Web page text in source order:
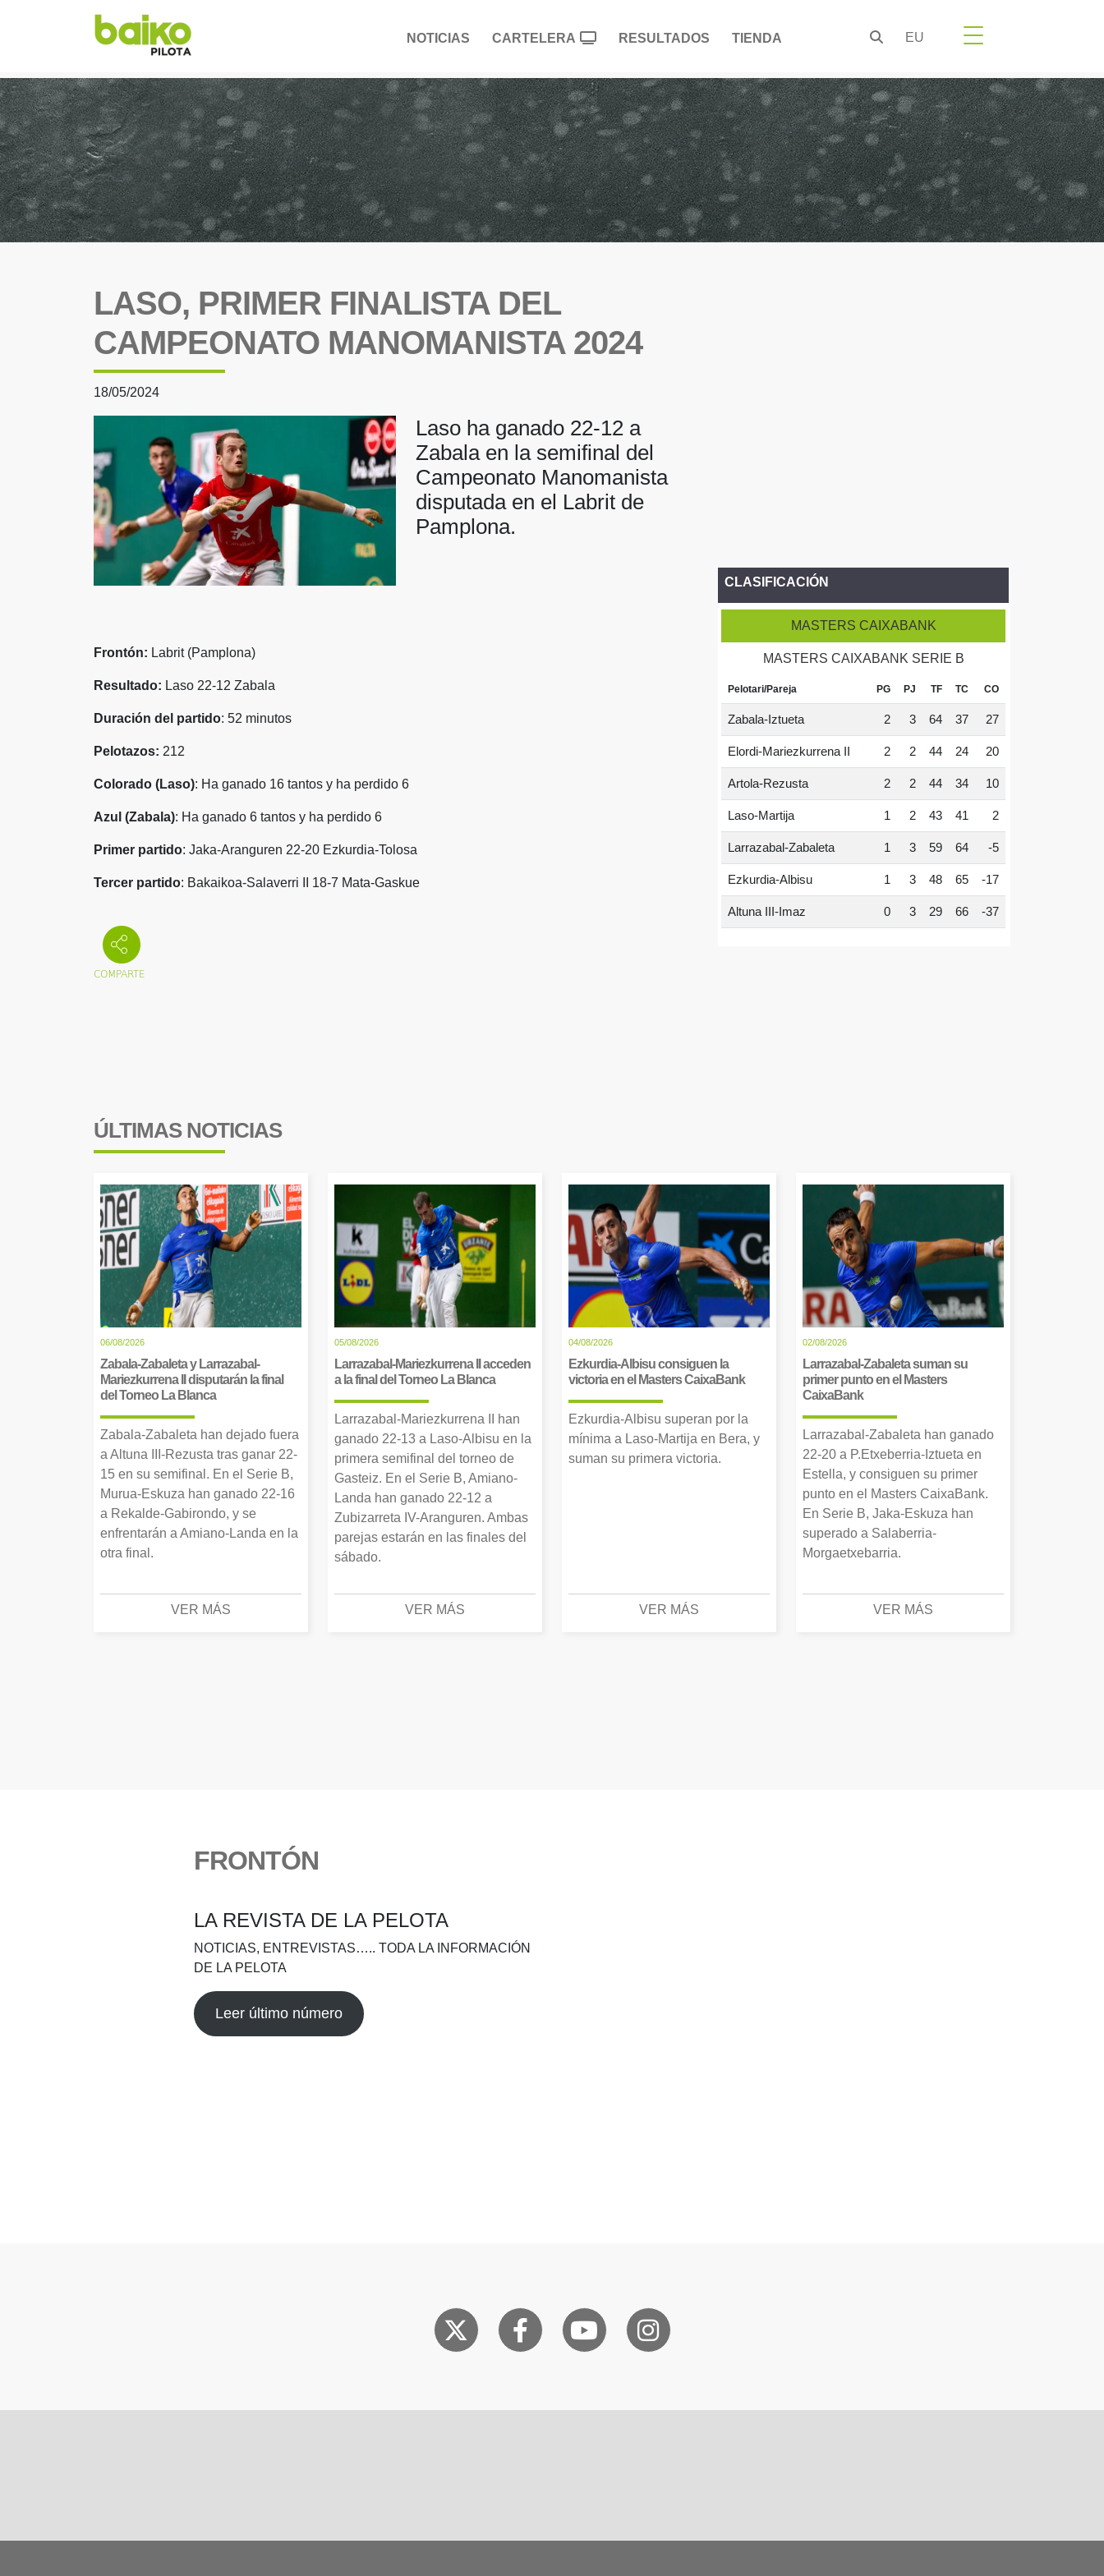
NOTICIAS CARTELERA RESULTADOS TIENDA EU
LASO, PRIMER FINALISTA DEL
CAMPEONATO MANOMANISTA 2024
18/05/2024
Laso ha ganado 22-12 a
Zabala en la semifinal del
Campeonato Manomanista
disputada en el Labrit de
Pamplona.
Frontón: Labrit (Pamplona)
Resultado: Laso 22-12 Zabala
Duración del partido: 52 minutos
Pelotazos: 212
Colorado (Laso): Ha ganado 16 tantos y ha perdido 6
Azul (Zabala): Ha ganado 6 tantos y ha perdido 6
Primer partido: Jaka-Aranguren 22-20 Ezkurdia-Tolosa
Tercer partido: Bakaikoa-Salaverri II 18-7 Mata-Gaskue
CLASIFICACIÓN
MASTERS CAIXABANK
MASTERS CAIXABANK SERIE B
Pelotari/Pareja PG PJ TF TC CO
Zabala-Iztueta 2 3 64 37 27
Elordi-Mariezkurrena II 2 2 44 24 20
Artola-Rezusta 2 2 44 34 10
Laso-Martija 1 2 43 41 2
Larrazabal-Zabaleta 1 3 59 64 -5
Ezkurdia-Albisu 1 3 48 65 -17
Altuna III-Imaz 0 3 29 66 -37
ÚLTIMAS NOTICIAS
06/08/2026
Zabala-Zabaleta y Larrazabal-
Mariezkurrena II disputarán la final
del Torneo La Blanca
Zabala-Zabaleta han dejado fuera
a Altuna III-Rezusta tras ganar 22-
15 en su semifinal. En el Serie B,
Murua-Eskuza han ganado 22-16
a Rekalde-Gabirondo, y se
enfrentarán a Amiano-Landa en la
otra final.
VER MÁS
05/08/2026
Larrazabal-Mariezkurrena II acceden
a la final del Torneo La Blanca
Larrazabal-Mariezkurrena II han
ganado 22-13 a Laso-Albisu en la
primera semifinal del torneo de
Gasteiz. En el Serie B, Amiano-
Landa han ganado 22-12 a
Zubizarreta IV-Aranguren. Ambas
parejas estarán en las finales del
sábado.
VER MÁS
04/08/2026
Ezkurdia-Albisu consiguen la
victoria en el Masters CaixaBank
Ezkurdia-Albisu superan por la
mínima a Laso-Martija en Bera, y
suman su primera victoria.
VER MÁS
02/08/2026
Larrazabal-Zabaleta suman su
primer punto en el Masters
CaixaBank
Larrazabal-Zabaleta han ganado
22-20 a P.Etxeberria-Iztueta en
Estella, y consiguen su primer
punto en el Masters CaixaBank.
En Serie B, Jaka-Eskuza han
superado a Salaberria-
Morgaetxebarria.
VER MÁS
FRONTÓN
LA REVISTA DE LA PELOTA
NOTICIAS, ENTREVISTAS….. TODA LA INFORMACIÓN
DE LA PELOTA
Leer último número